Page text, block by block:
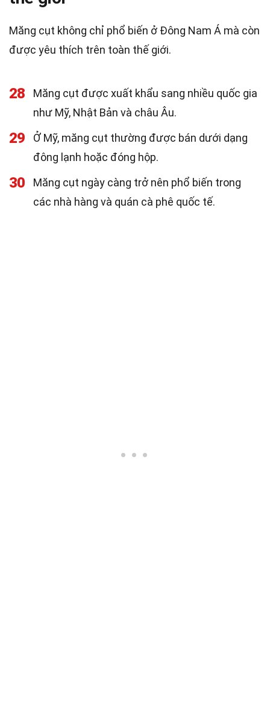
Măng cụt không chỉ phổ biến ở Đông Nam Á mà còn
được yêu thích trên toàn thế giới.
28
Măng cụt được xuất khẩu sang nhiều quốc gia
như Mỹ, Nhật Bản và châu Âu.
29
Ở Mỹ, măng cụt thường được bán dưới dạng
đông lạnh hoặc đóng hộp.
30
Măng cụt ngày càng trở nên phổ biến trong
các nhà hàng và quán cà phê quốc tế.